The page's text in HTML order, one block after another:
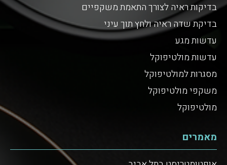
בדיקות ראיה לצורך התאמת משקפיים
בדיקת שדה ראיה ולחץ תוך עיני
עדשות מגע
עדשות מולטיפוקל
מסגרות למולטיפוקל
משקפי מולטיפוקל
מולטיפוקל
מאמרים